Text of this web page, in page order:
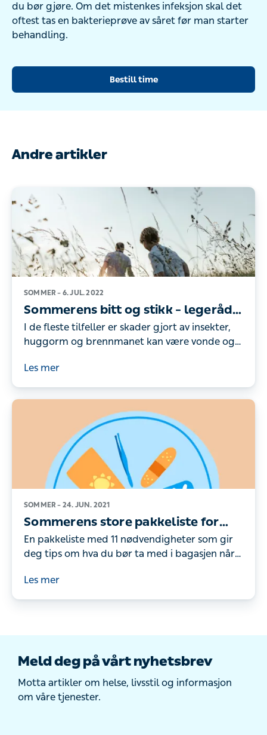
du bør gjøre. Om det mistenkes infeksjon skal det
oftest tas en bakterieprøve av såret før man starter
behandling.
Bestill time
Andre artikler
SOMMER – 6. JUL. 2022
Sommerens bitt og stikk – legeråd
om behandling
I de fleste tilfeller er skader gjort av insekter,
huggorm og brennmanet kan være vonde og
gjøre om uhellet er ute.
Les mer
SOMMER – 24. JUN. 2021
Sommerens store pakkeliste for
hele familien
En pakkeliste med 11 nødvendigheter som gir
deg tips om hva du bør ta med i bagasjen når
med.
Les mer
Meld deg på vårt nyhetsbrev
Motta artikler om helse, livsstil og informasjon
om våre tjenester.